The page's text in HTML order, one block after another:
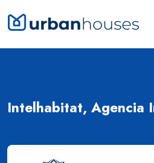
Intelhabitat, Agencia